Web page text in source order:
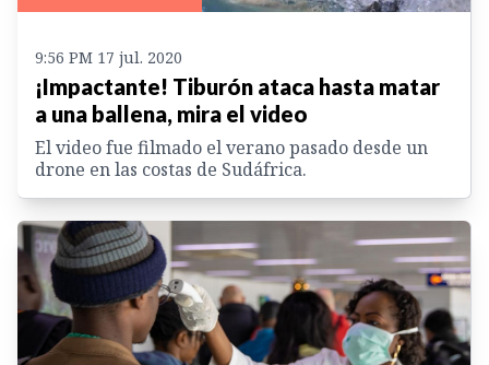
9:56 PM 17 jul. 2020
¡Impactante! Tiburón ataca hasta matar
a una ballena, mira el video
El video fue filmado el verano pasado desde un
drone en las costas de Sudáfrica.